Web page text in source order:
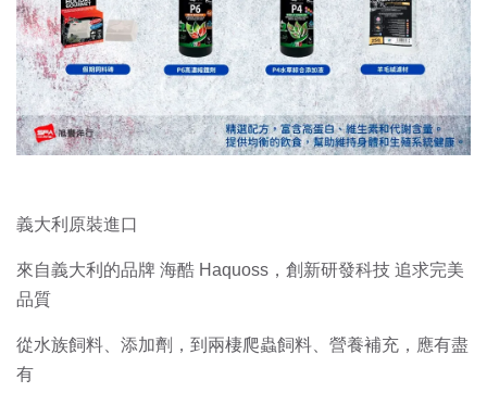
義大利原裝進口
來自義大利的品牌 海酷 Haquoss，創新研發科技 追求完美
品質
從水族飼料、添加劑，到兩棲爬蟲飼料、營養補充，應有盡
有